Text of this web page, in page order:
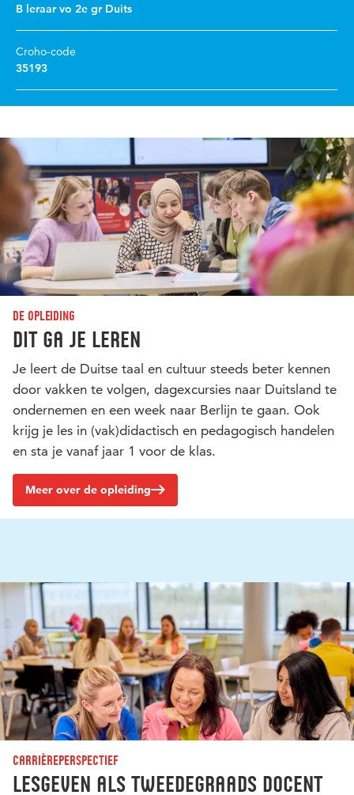
B leraar vo 2e gr Duits
Croho-code
35193
De opleiding
Dit ga je leren
Je leert de Duitse taal en cultuur steeds beter kennen
door vakken te volgen, dagexcursies naar Duitsland te
ondernemen en een week naar Berlijn te gaan. Ook
krijg je les in (vak)didactisch en pedagogisch handelen
en sta je vanaf jaar 1 voor de klas.
Meer over de opleiding
Carrièreperspectief
Lesgeven als tweedegraads docent